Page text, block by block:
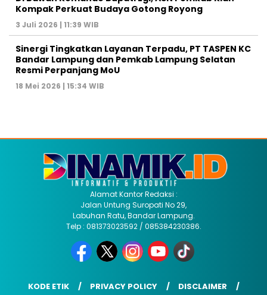
Kompak Perkuat Budaya Gotong Royong
3 Juli 2026 | 11:39 WIB
Sinergi Tingkatkan Layanan Terpadu, PT TASPEN KC
Bandar Lampung dan Pemkab Lampung Selatan
Resmi Perpanjang MoU
18 Mei 2026 | 15:34 WIB
Alamat Kantor Redaksi :
Jalan Untung Suropati No 29,
Labuhan Ratu, Bandar Lampung.
Telp : 081373023592 / 085384230386.
KODE ETIK PRIVACY POLICY DISCLAIMER